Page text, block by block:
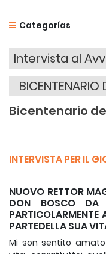
Categorías
Intervista al
Bicentenario
INTERVISTA PER IL
NUOVO RETTOR
DON BOSCO DA
PARTICOLARMENTE
PARTEDELLA SUA
Mi son sentito